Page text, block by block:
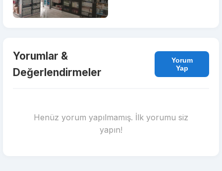
Yorumlar &
Değerlendirmeler
Yorum
Yap
Henüz yorum yapılmamış. İlk yorumu siz
yapın!